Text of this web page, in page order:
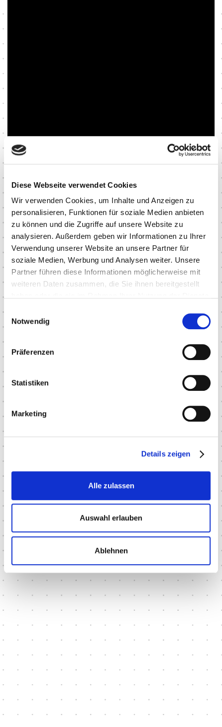
Diese Webseite verwendet Cookies
Wir verwenden Cookies, um Inhalte und Anzeigen zu
personalisieren, Funktionen für soziale Medien anbieten
zu können und die Zugriffe auf unsere Website zu
analysieren. Außerdem geben wir Informationen zu Ihrer
Verwendung unserer Website an unsere Partner für
soziale Medien, Werbung und Analysen weiter. Unsere
Partner führen diese Informationen möglicherweise mit
weiteren Daten zusammen, die Sie ihnen bereitgestellt
Einwilligungsauswahl
Notwendig
Präferenzen
Statistiken
Marketing
Details zeigen
Alle zulassen
Auswahl erlauben
Ablehnen
Kontakt
Metzgermeister
Dirk Licht
DIRK LICHT METZGERMEISTER
LEISTUNGEN